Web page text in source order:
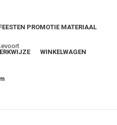
PROMOTIE MATERIAAL
WINKELWAGEN